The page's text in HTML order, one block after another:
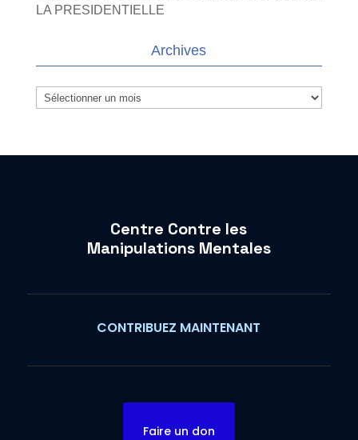
LA PRESIDENTIELLE
Archives
Archives
Centre Contre les
Manipulations Mentales
CONTRIBUEZ MAINTENANT
Faire un don